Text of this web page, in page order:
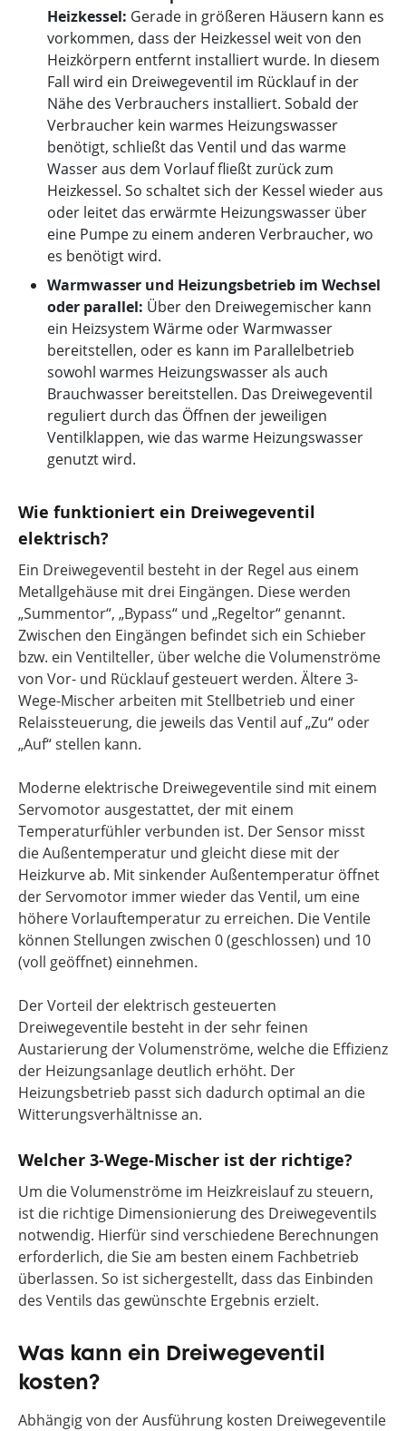
Heizkessel: Gerade in größeren Häusern kann es
vorkommen, dass der Heizkessel weit von den
Heizkörpern entfernt installiert wurde. In diesem
Fall wird ein Dreiwegeventil im Rücklauf in der
Nähe des Verbrauchers installiert. Sobald der
Verbraucher kein warmes Heizungswasser
benötigt, schließt das Ventil und das warme
Wasser aus dem Vorlauf fließt zurück zum
Heizkessel. So schaltet sich der Kessel wieder aus
oder leitet das erwärmte Heizungswasser über
eine Pumpe zu einem anderen Verbraucher, wo
es benötigt wird.
Warmwasser und Heizungsbetrieb im Wechsel
oder parallel: Über den Dreiwegemischer kann
ein Heizsystem Wärme oder Warmwasser
bereitstellen, oder es kann im Parallelbetrieb
sowohl warmes Heizungswasser als auch
Brauchwasser bereitstellen. Das Dreiwegeventil
reguliert durch das Öffnen der jeweiligen
Ventilklappen, wie das warme Heizungswasser
genutzt wird.
Wie funktioniert ein Dreiwegeventil
elektrisch?
Ein Dreiwegeventil besteht in der Regel aus einem
Metallgehäuse mit drei Eingängen. Diese werden
„Summentor“, „Bypass“ und „Regeltor“ genannt.
Zwischen den Eingängen befindet sich ein Schieber
bzw. ein Ventilteller, über welche die Volumenströme
von Vor- und Rücklauf gesteuert werden. Ältere 3-
Wege-Mischer arbeiten mit Stellbetrieb und einer
Relaissteuerung, die jeweils das Ventil auf „Zu“ oder
„Auf“ stellen kann.
Moderne elektrische Dreiwegeventile sind mit einem
Servomotor ausgestattet, der mit einem
Temperaturfühler verbunden ist. Der Sensor misst
die Außentemperatur und gleicht diese mit der
Heizkurve ab. Mit sinkender Außentemperatur öffnet
der Servomotor immer wieder das Ventil, um eine
höhere Vorlauftemperatur zu erreichen. Die Ventile
können Stellungen zwischen 0 (geschlossen) und 10
(voll geöffnet) einnehmen.
Der Vorteil der elektrisch gesteuerten
Dreiwegeventile besteht in der sehr feinen
Austarierung der Volumenströme, welche die Effizienz
der Heizungsanlage deutlich erhöht. Der
Heizungsbetrieb passt sich dadurch optimal an die
Witterungsverhältnisse an.
Welcher 3-Wege-Mischer ist der richtige?
Um die Volumenströme im Heizkreislauf zu steuern,
ist die richtige Dimensionierung des Dreiwegeventils
notwendig. Hierfür sind verschiedene Berechnungen
erforderlich, die Sie am besten einem Fachbetrieb
überlassen. So ist sichergestellt, dass das Einbinden
des Ventils das gewünschte Ergebnis erzielt.
Was kann ein Dreiwegeventil
kosten?
Abhängig von der Ausführung kosten Dreiwegeventile